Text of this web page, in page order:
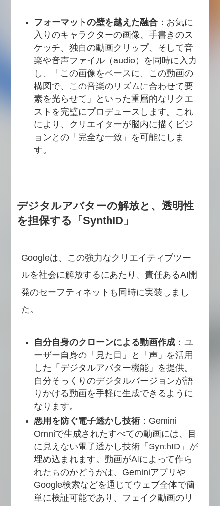
フォーマットの壁を越えた融合 ：お気に
入りのキャラクターの画像、手書きのス
ケッチ、独自の動画クリップ、そして音
楽や音声ファイル（audio）を同時に入力
し、「この画像をベースに、この動画の
構図で、この音楽のリズムに合わせて要
素を光らせて」といった重層的なリクエ
ストを完璧にプロデュースします。これ
により、クリエイターが脳内に描くビジ
ョンとの「完全な一致」を可能にしま
す。
デジタルアバターの解放と、透明性
を担保する「SynthID」
Googleは、この強力なクリエイティブツー
ルを社会に解放するにあたり、責任あるAI開
発のセーフティネットも同時に実装しまし
た。
自分自身のクローンによる動画作成 ：ユ
ーザー自身の「見た目」と「声」を活用
した「デジタルアバター機能」を提供。
自分そっくりのデジタルバージョンが語
りかける動画を手軽に生成できるように
なります。
悪用を防ぐ電子透かし技術 ：Gemini
Omniで生成されたすべての動画には、目
に見えない電子透かし技術「SynthID」が
埋め込まれます。動画がAIによって作ら
れたものかどうかは、Geminiアプリや
Google検索などを通じてウェブ全体で簡
単に検証可能であり、フェイク動画のリ